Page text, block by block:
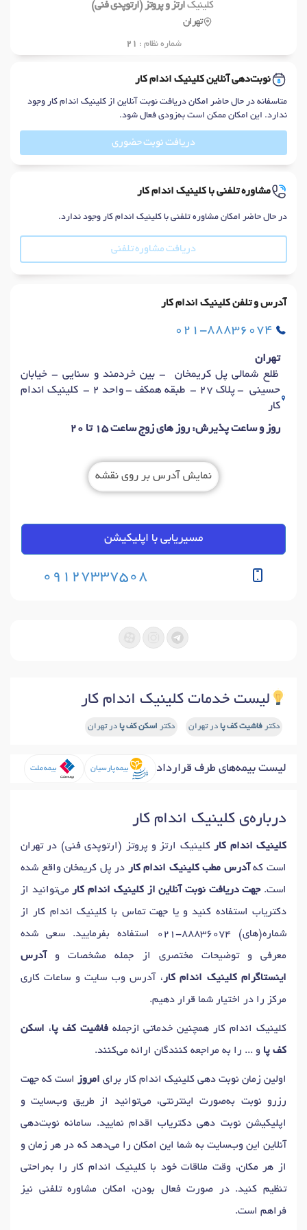
کلینیکارتز و پروتز (ارتوپدی فنی)
تهران
شماره نظام : 21
نوبت‌دهی آنلاین کلینیک اندام کار
متاسفانه در حال حاضر امکان دریافت نوبت آنلاین از کلینیک اندام کار وجود
ندارد. این امکان ممکن است به‌زودی فعال شود.
دریافت نوبت حضوری
مشاوره تلفنی با کلینیک اندام کار
در حال حاضر امکان مشاوره تلفنی با کلینیک اندام کار وجود ندارد.
دریافت مشاوره تلفنی
آدرس و تلفن کلینیک اندام کار
021-88836074
تهران
ظلع شمالی پل کریمخان - بین خردمند و سنایی - خیابان
حسینی - پلاک 27 - طبقه همکف - واحد 2 - کلینیک اندام
کار
روز و ساعت پذیرش: روز های زوج ساعت 15 تا 20
نمایش آدرس بر روی نقشه
مسیریابی با اپلیکیشن
09127337508
لیست خدمات کلینیک اندام کار
دکتر فاشیت کف پا در تهران دکتر اسکن کف پا در تهران
لیست بیمه‌های طرف قرارداد بیمه پارسیان بیمه ملت
درباره‌ی کلینیک اندام کار
کلینیک اندام کارکلینیک ارتز و پروتز (ارتوپدی فنی) در تهران
است که آدرس مطب کلینیک اندام کار در پل کریمخان واقع شده
است.جهت دریافت نوبت آنلاین از کلینیک اندام کارمی‌توانید از
دکتریاب استفاده کنید و یا جهت تماس با کلینیک اندام کار از
شماره(های) 021-88836074
استفاده بفرمایید. سعی شده
معرفی و توضیحات مختصری از جمله مشخصات و آدرس
اینستاگرام کلینیک اندام کار، آدرس وب سایت و ساعات کاری
مرکز را در اختیار شما قرار دهیم.
کلینیک اندام کار همچنین خدماتی ازجملهفاشیت کف پا، اسکن
کف پا و ... را به مراجعه کنندگان ارائه می‌کنند.
اولین زمان نوبت دهی کلینیک اندام کار برای امروز است که جهت
رزرو نوبت به‌صورت اینترنتی، می‌توانید از طریق وب‌سایت و
اپلیکیشن نوبت دهی دکتریاب اقدام نمایید. سامانه نوبت‌دهی
آنلاین این وب‌سایت به شما این امکان را می‌دهد که در هر زمان و
از هر مکان، وقت ملاقات خود با کلینیک اندام کار را به‌راحتی
تنظیم کنید. در صورت فعال بودن، امکان مشاوره تلفنی نیز
فراهم است.